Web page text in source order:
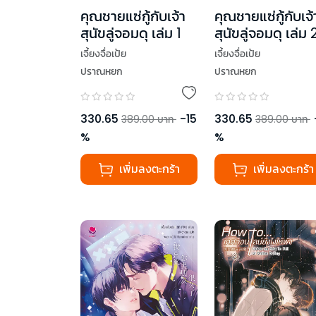
คุณชายแซ่กู้กับเจ้า
สุนัขลู่จอมดุ เล่ม 1
เจี้ยงจื่อเป้ย
ปราณหยก
330.65 389.00 บาท -15
%
เพิ่มลงตะกร้า
คุณชายแซ่กู้กับเจ้
สุนัขลู่จอมดุ เล่ม
(เล่มจบ)
เจี้ยงจื่อเป้ย
ปราณหยก
330.65 389.00 บาท
%
เพิ่มลงตะกร้า